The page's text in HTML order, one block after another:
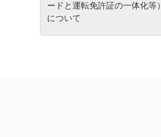
ードと運転免許証の一体化等）
について